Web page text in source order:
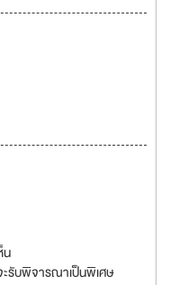
น
รับพิจารณาเป็นพิเศษ